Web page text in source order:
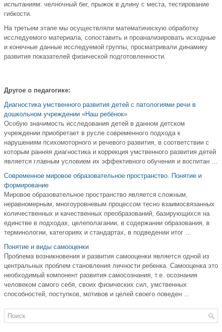
испытаниям: челночный бег, прыжок в длину с места, тестирование
гибкости.
На третьем этапе мы осуществляли математическую обработку
исследуемого материала, сопоставить и проанализировать исходные
и конечные данные исследуемой группы, просматривали динамику
развития показателей физической подготовленности.
Другое о педагогике:
Диагностика умственного развития детей с патологиями речи в
дошкольном учреждении «Наш ребёнок»
Особую значимость исследования детей в данном детском
учреждении приобретает в русле современного подхода к
нарушениям психомоторного и речевого развития, в соответствии с
которым ранняя диагностика и коррекция умственного развития детей
является главным условием их эффективного обучения и воспитан ...
Современное мировое образовательное пространство. Понятие и
формирование
Мировое образовательное пространство является сложным,
неравномерным, многоуровневым процессом тесно взаимосвязанных
количественных и качественных преобразований, базирующихся на
единстве в подходах, целеполагании, в содержании образования, в
терминологии, категориях и стандартах, в подведении итог ...
Понятие и виды самооценки
Проблема возникновения и развития самооценки является одной из
центральных проблем становления личности ребенка. Самооценка это
необходимый компонент развития самосознания, т.е. осознания
человеком самого себя, своих физических сил, умственных
способностей, поступков, мотивов и целей своего поведен ...